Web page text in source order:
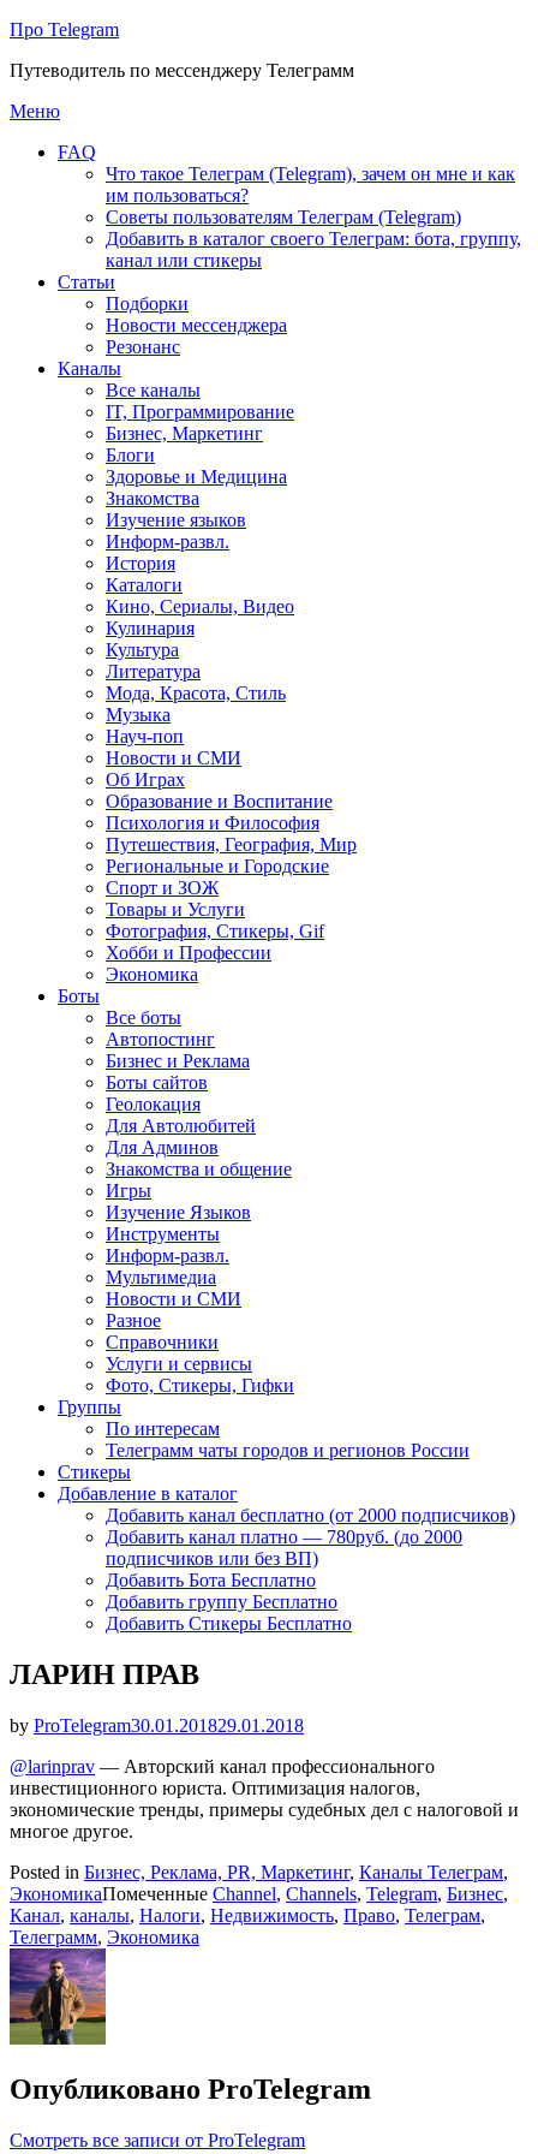
Про Telegram
Путеводитель по мессенджеру Телеграмм
Перейти
содержимому
Меню
FAQ
Что такое Телеграм (Telegram), зачем он мне и как
им пользоваться?
Советы пользователям Телеграм (Telegram)
Добавить в каталог своего Телеграм: бота, группу,
канал или стикеры
Статьи
Подборки
Новости мессенджера
Резонанс
Каналы
Все каналы
IT, Программирование
Бизнес, Маркетинг
Блоги
Здоровье и Медицина
Знакомства
Изучение языков
Информ-развл.
История
Каталоги
Кино, Сериалы, Видео
Кулинария
Культура
Литература
Мода, Красота, Стиль
Музыка
Науч-поп
Новости и СМИ
Об Играх
Образование и Воспитание
Психология и Философия
Путешествия, География, Мир
Региональные и Городские
Спорт и ЗОЖ
Товары и Услуги
Фотография, Стикеры, Gif
Хобби и Профессии
Экономика
Боты
Все боты
Автопостинг
Бизнес и Реклама
Боты сайтов
Геолокация
Для Автолюбитей
Для Админов
Знакомства и общение
Игры
Изучение Языков
Инструменты
Информ-развл.
Мультимедиа
Новости и СМИ
Разное
Справочники
Услуги и сервисы
Фото, Стикеры, Гифки
Группы
По интересам
Телеграмм чаты городов и регионов России
Стикеры
Добавление в каталог
Добавить канал бесплатно (от 2000 подписчиков)
Добавить канал платно — 780руб. (до 2000
подписчиков или без ВП)
Добавить Бота Бесплатно
Добавить группу Бесплатно
Добавить Стикеры Бесплатно
ЛАРИН ПРАВ
by ProTelegramОпубликовано
30.01.201829.01.2018
@larinprav — Авторский канал профессионального
инвестиционного юриста. Оптимизация налогов,
экономические тренды, примеры судебных дел с налоговой и
многое другое.
Posted in Бизнес, Реклама, PR, Маркетинг, Каналы Телеграм,
ЭкономикаПомеченные Channel, Channels, Telegram, Бизнес,
Канал, каналы, Налоги, Недвижимость, Право, Телеграм,
Телеграмм, Экономика
Опубликовано ProTelegram
Смотреть все записи от ProTelegram